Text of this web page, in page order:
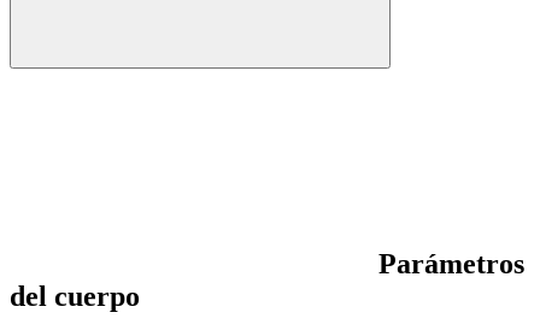
Parámetros
del cuerpo